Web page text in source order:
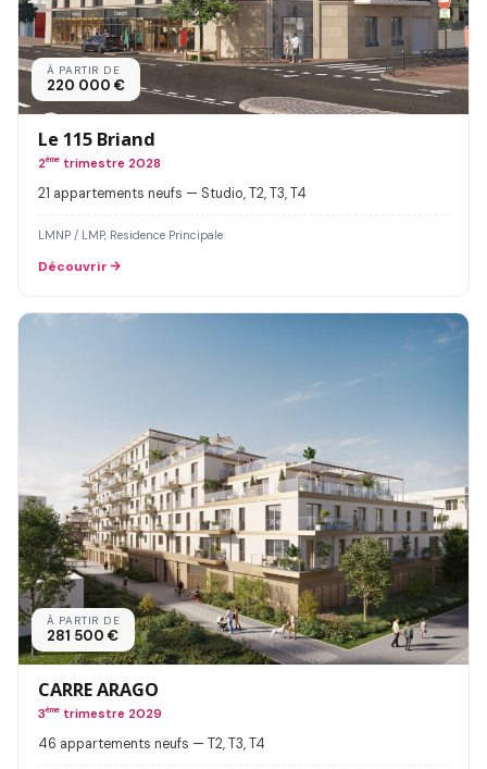
À PARTIR DE
220 000 €
Le 115 Briand
2ème trimestre 2028
21 appartements neufs — Studio, T2, T3, T4
LMNP / LMP, Residence Principale
Découvrir
À PARTIR DE
281 500 €
CARRE ARAGO
3ème trimestre 2029
46 appartements neufs — T2, T3, T4